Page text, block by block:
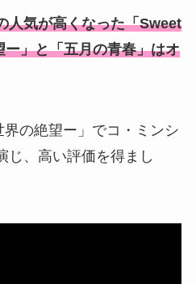
人気が高くなった「Sweet
」と「五月の青春」はオ
界の絶望ー」でコ・ミンシ
じ、高い評価を得まし